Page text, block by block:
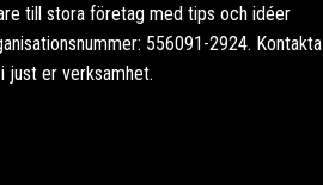
till stora företag med tips och idéer
556091-2924. Kontakta
just er verksamhet.